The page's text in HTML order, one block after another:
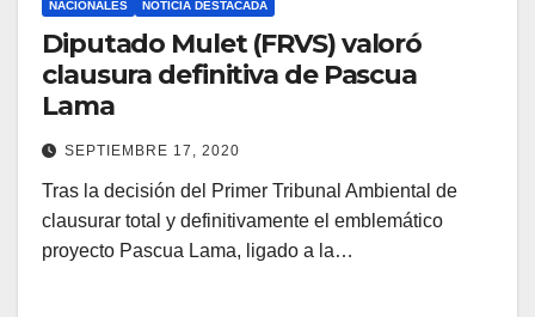
NACIONALES NOTICIA DESTACADA
Diputado Mulet (FRVS) valoró
clausura definitiva de Pascua
Lama
SEPTIEMBRE 17, 2020
Tras la decisión del Primer Tribunal Ambiental de
clausurar total y definitivamente el emblemático
proyecto Pascua Lama, ligado a la…